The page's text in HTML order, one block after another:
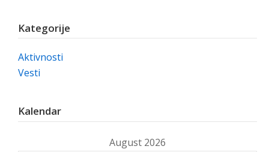
Kategorije
Aktivnosti
Vesti
Kalendar
August 2026